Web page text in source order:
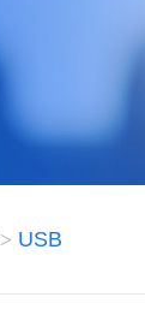
> USB